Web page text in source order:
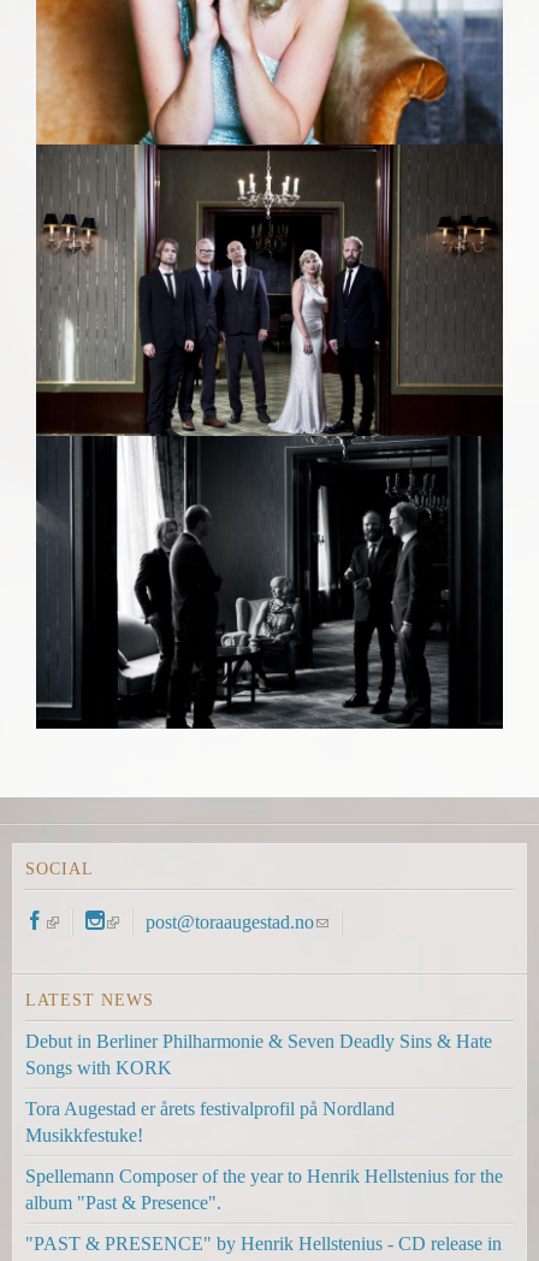
SOCIAL
(
i
n
k
i
s
e
x
t
e
r
n
(
i
n
k
i
s
e
x
t
e
r
n
post@toraaugestad.no(
i
k
s
n
s
e
m
LATEST NEWS
Debut in Berliner Philharmonie & Seven Deadly Sins & Hate
Songs with KORK
Tora Augestad er årets festivalprofil på Nordland
Musikkfestuke!
Spellemann Composer of the year to Henrik Hellstenius for the
album "Past & Presence".
"PAST & PRESENCE" by Henrik Hellstenius - CD release in